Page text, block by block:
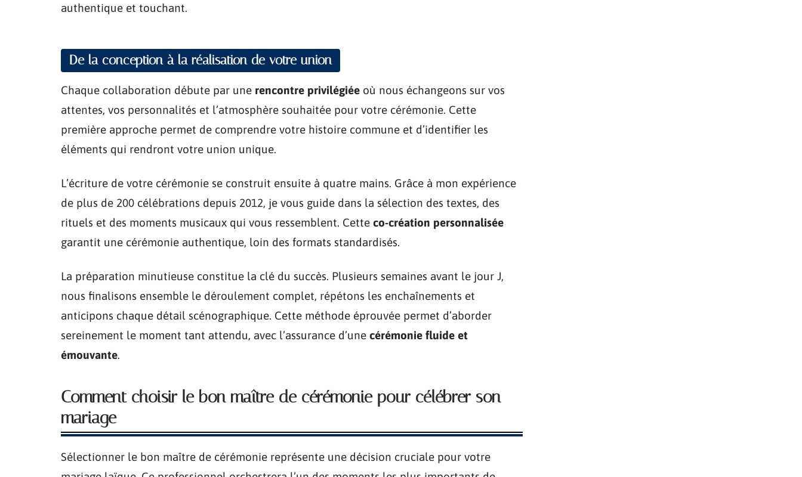
authentique et touchant.
De la conception à la réalisation de votre union
Chaque collaboration débute par une rencontre privilégiée où nous échangeons sur vos
attentes, vos personnalités et l’atmosphère souhaitée pour votre cérémonie. Cette
première approche permet de comprendre votre histoire commune et d’identifier les
éléments qui rendront votre union unique.
L’écriture de votre cérémonie se construit ensuite à quatre mains. Grâce à mon expérience
de plus de 200 célébrations depuis 2012, je vous guide dans la sélection des textes, des
rituels et des moments musicaux qui vous ressemblent. Cette co-création personnalisée
garantit une cérémonie authentique, loin des formats standardisés.
La préparation minutieuse constitue la clé du succès. Plusieurs semaines avant le jour J,
nous finalisons ensemble le déroulement complet, répétons les enchaînements et
anticipons chaque détail scénographique. Cette méthode éprouvée permet d’aborder
sereinement le moment tant attendu, avec l’assurance d’une cérémonie fluide et
émouvante.
Comment choisir le bon maître de cérémonie pour célébrer son
mariage
Sélectionner le bon maître de cérémonie représente une décision cruciale pour votre